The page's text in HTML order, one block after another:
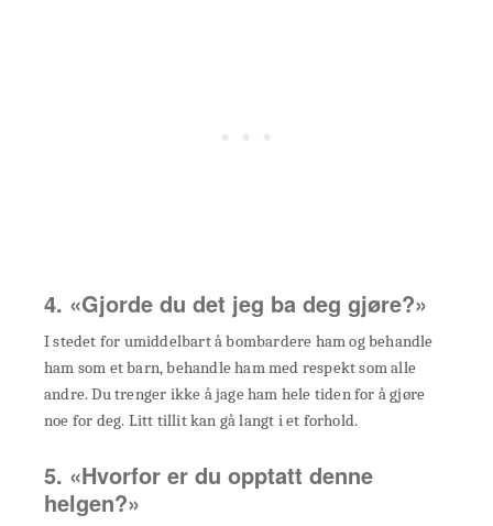
4. «Gjorde du det jeg ba deg gjøre?»
I stedet for umiddelbart å bombardere ham og behandle
ham som et barn, behandle ham med respekt som alle
andre. Du trenger ikke å jage ham hele tiden for å gjøre
noe for deg. Litt tillit kan gå langt i et forhold.
5. «Hvorfor er du opptatt denne
helgen?»